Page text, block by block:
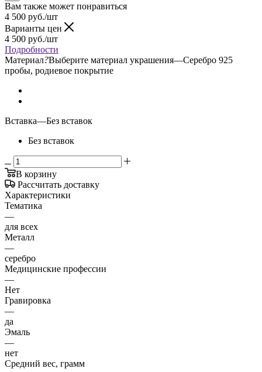
Вам также может понравиться
4 500 руб./шт
Варианты цен
4 500 руб./шт
Подробности
Материал?Выберите материал украшения—Серебро 925
пробы, родиевое покрытие
Вставка—Без вставок
Без вставок
В корзину
Рассчитать доставку
Характеристики
Тематика
—
для всех
Металл
—
серебро
Медицинские профессии
—
Нет
Гравировка
—
да
Эмаль
—
нет
Средний вес, грамм